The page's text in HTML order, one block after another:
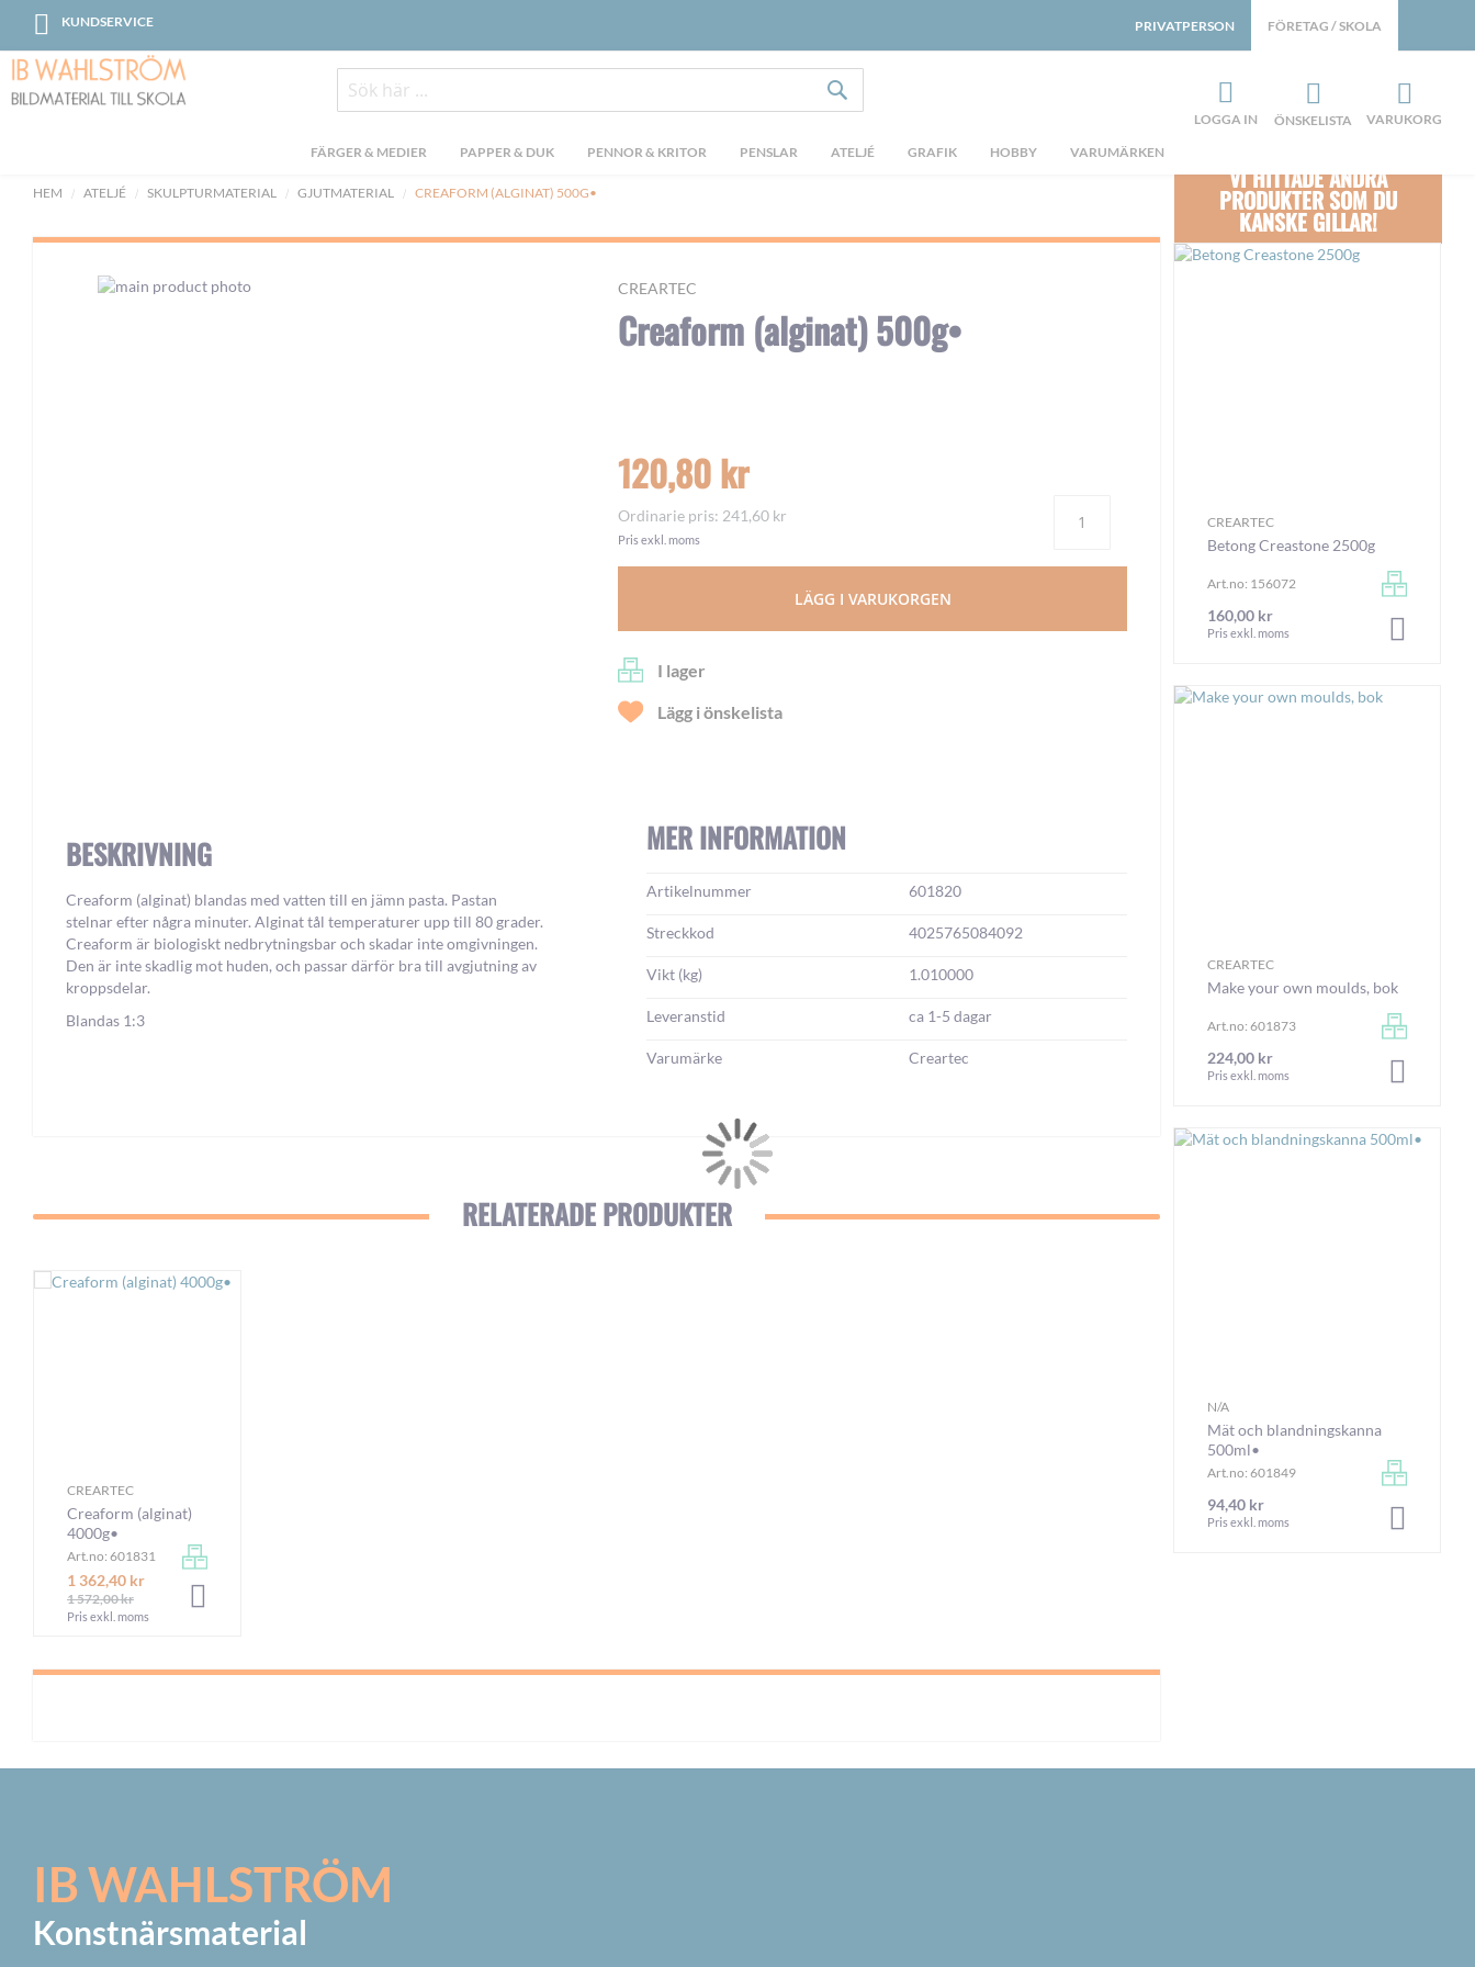
KUNDSERVICESkip
Content
Sök
FÄRGER & MEDIER PAPPER & DUK PENNOR & KRITOR PENSLAR ATELJÉ GRAFIK HOBBY VARUMÄRKEN
FÖRETAG / SKOLA
PRIVATPERSON
LOGGA IN ÖNSKELISTA VARUKORG
HEM ATELJÉ SKULPTURMATERIAL GJUTMATERIAL CREAFORM (ALGINAT) 500G•
CREARTEC
Creaform (alginat) 500g•
120,80 kr
Ordinarie pris 241,60 kr
Pris exkl. moms
LÄGG I VARUKORGEN
I lager
Lägg i önskelista
BESKRIVNING
Creaform (alginat) blandas med vatten till en jämn pasta. Pastan
stelnar efter några minuter. Alginat tål temperaturer upp till 80 grader.
Creaform är biologiskt nedbrytningsbar och skadar inte omgivningen.
Den är inte skadlig mot huden, och passar därför bra till avgjutning av
kroppsdelar.
Blandas 1:3
MER INFORMATION
Mer
Artikelnummer 601820
Streckkod 4025765084092
Vikt (kg) 1.010000
Leveranstid ca 1-5 dagar
Varumärke Creartec
RELATERADE PRODUKTER
CREARTEC
Creaform (alginat)
4000g•
Art.no: 601831
1 362,40 kr
1 572,00 kr
Pris exkl. moms
VI HITTADE ANDRA
PRODUKTER SOM DU
KANSKE GILLAR!
CREARTEC
Betong Creastone 2500g
Art.no: 156072
160,00 kr
Pris exkl. moms
CREARTEC
Make your own moulds, bok
Art.no: 601873
224,00 kr
Pris exkl. moms
N/A
Mät och blandningskanna
500ml•
Art.no: 601849
94,40 kr
Pris exkl. moms
IB WAHLSTRÖM
Konstnärsmaterial